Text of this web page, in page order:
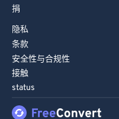
捐
隐私
条款
安全性与合规性
接触
status